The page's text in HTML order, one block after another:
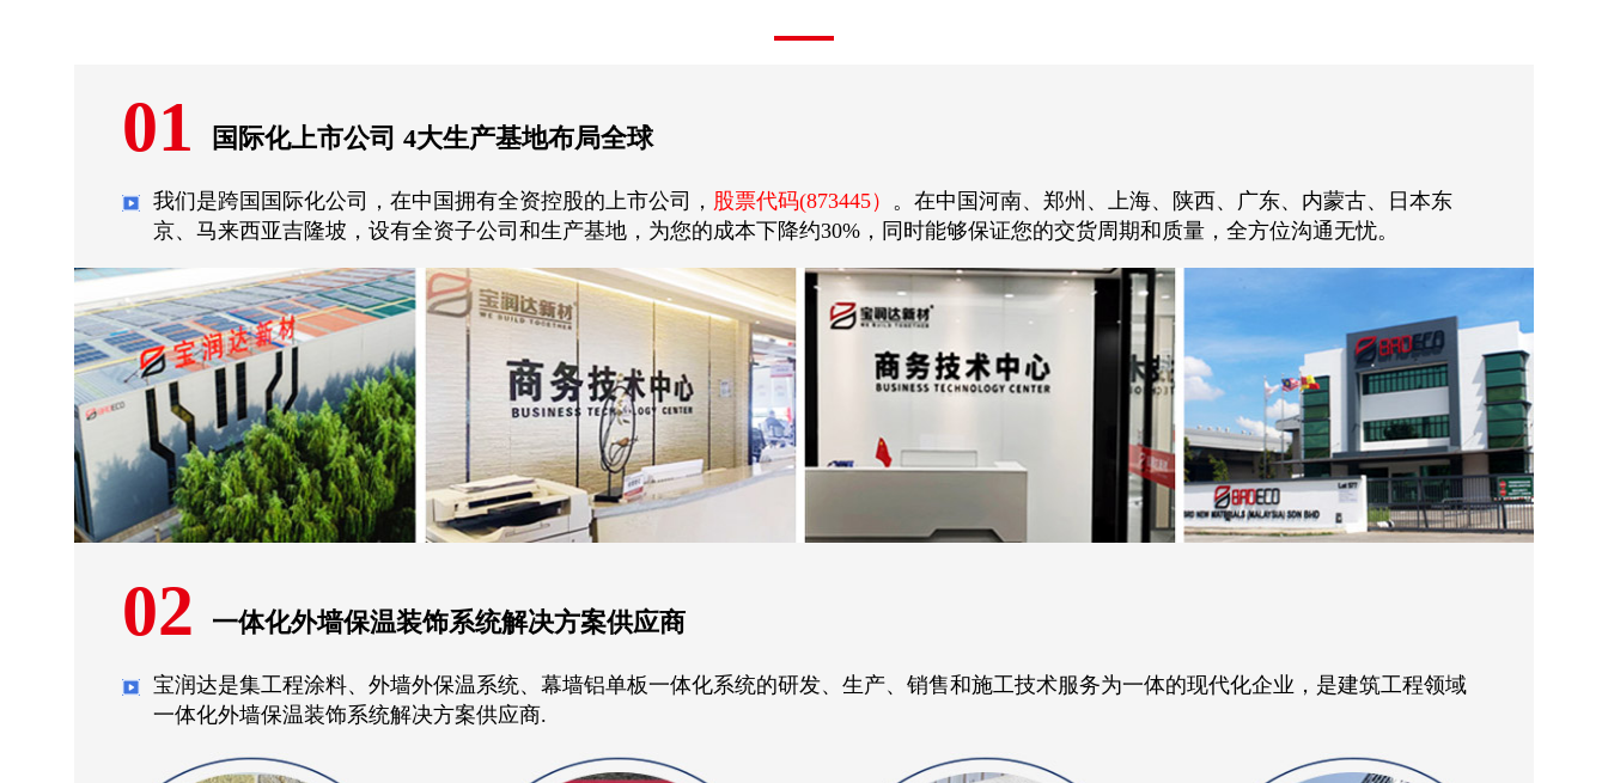
01 国际化上市公司 4大生产基地布局全球
我们是跨国国际化公司，在中国拥有全资控股的上市公司， 股票代码(873445） 。在中国河南、郑州、上海、陕西、广东、内蒙古、日本东
京、马来西亚吉隆坡，设有全资子公司和生产基地，为您的成本下降约30%，同时能够保证您的交货周期和质量，全方位沟通无忧。
02 一体化外墙保温装饰系统解决方案供应商
宝润达是集工程涂料、外墙外保温系统、幕墙铝单板一体化系统的研发、生产、销售和施工技术服务为一体的现代化企业，是建筑工程领域
一体化外墙保温装饰系统解决方案供应商.